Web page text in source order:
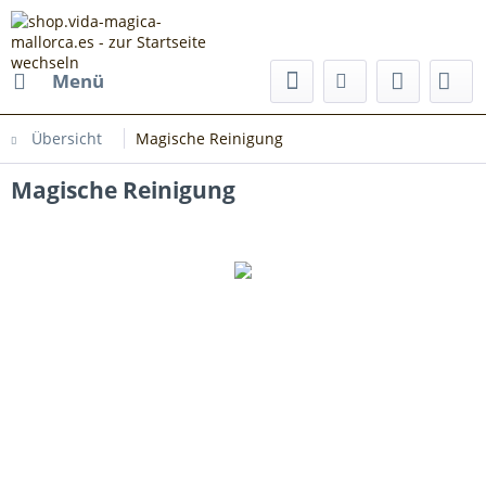
Menü
Übersicht Magische Reinigung
Magische Reinigung